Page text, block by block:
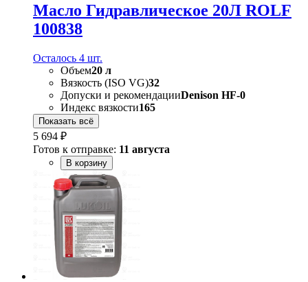
Масло Гидравлическое 20Л ROLF
100838
Осталось 4 шт.
Объем20 л
Вязкость (ISO VG)32
Допуски и рекомендацииDenison HF-0
Индекс вязкости165
Показать всё
5 694 ₽
Готов к отправке: 11 августа
В корзину